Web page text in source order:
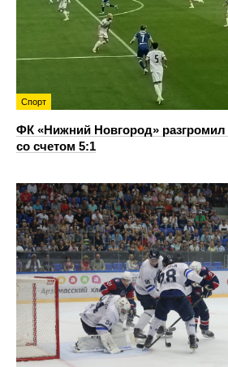
Спорт
ФК «Нижний Новгород»
со счетом 5:1